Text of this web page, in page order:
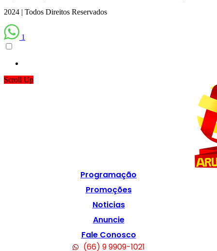
2024 | Todos Direitos Reservados
1
Scroll Up
Programação
Promoções
Noticias
Anuncie
Fale Conosco
(66) 9 9909-1021